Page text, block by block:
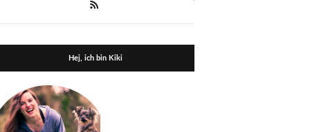
Hej, ich bin Kiki